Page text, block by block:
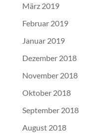
März 2019
Februar 2019
Januar 2019
Dezember 2018
November 2018
Oktober 2018
September 2018
August 2018